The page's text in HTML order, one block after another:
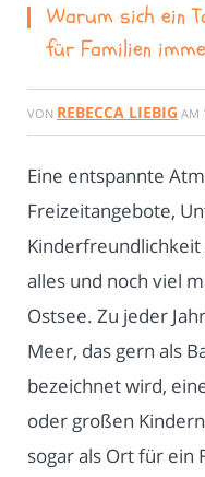
Warum sich ein
für Familien
VON REBECCA LIEBIG AM
Eine entspannte
Freizeitangebote,
alles und noch viel
Ostsee. Zu jeder
Meer, das gern als
bezeichnet wird,
oder großen
sogar als Ort für ein